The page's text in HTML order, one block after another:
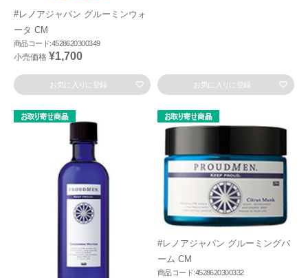
#レノアジャパン グルーミンウォ
ータ CM
商品コード:4528620300349
小売価格 ¥1,700
お気に入りに登録 お気に入りに登録
#レノアジャパン グルーミングバ
ーム CM
商品コード:4528620300332